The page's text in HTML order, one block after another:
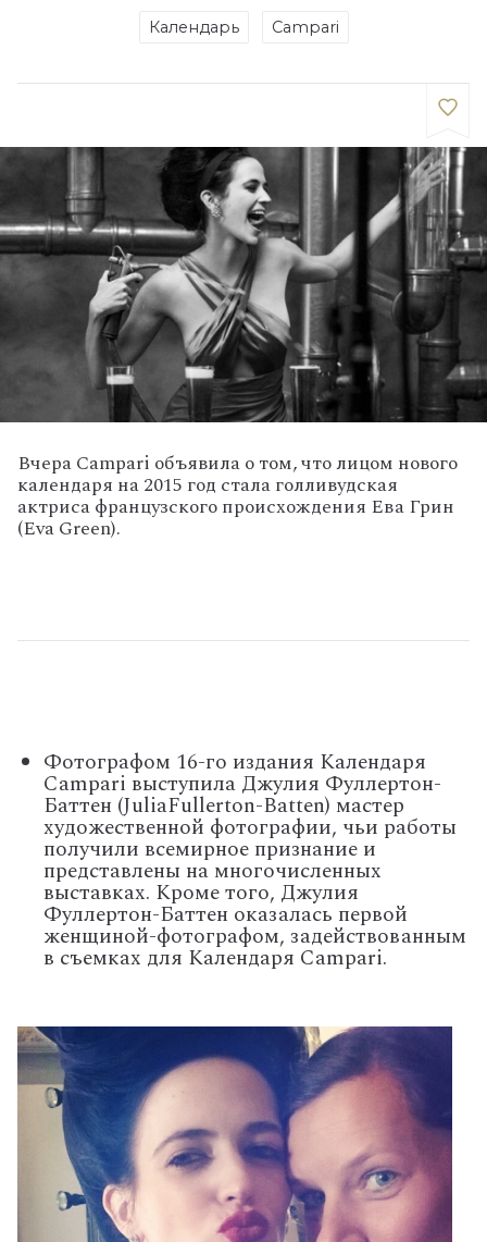
Календарь Campari
Вчера Campari объявила о том, что лицом нового
календаря на 2015 год стала голливудская
актриса французского происхождения Ева Грин
(Eva Green).
Фотографом 16-го издания Календаря
Campari выступила Джулия Фуллертон-
Баттен (JuliaFullerton-Batten) мастер
художественной фотографии, чьи работы
получили всемирное признание и
представлены на многочисленных
выставках. Кроме того, Джулия
Фуллертон-Баттен оказалась первой
женщиной-фотографом, задействованным
в съемках для Календаря Campari.